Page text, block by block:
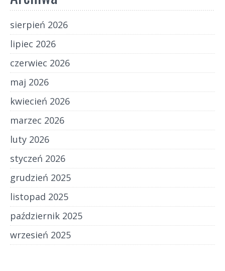
sierpień 2026
lipiec 2026
czerwiec 2026
maj 2026
kwiecień 2026
marzec 2026
luty 2026
styczeń 2026
grudzień 2025
listopad 2025
październik 2025
wrzesień 2025